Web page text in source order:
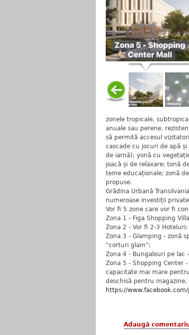
zonele tropicale,
anuale sau perene,
să permită accesul
cascade cu jocuri de apă
de iarnă); yonă cu
joacă și de relaxare; tonă
teme educaționale; zonă
propuse.
Grădina Urbană
numeroase investiții
Vor fi 5 zone care vor fi
Zona 1 - Figa Shopping
Zona 2 - Vor fi 2-3 Hoteluri;
Zona 3 - Glamping - zonă
“corturi glam”;
Zona 4 - Bungalouri pe lac
Zona 5 - Shopping Center
capacitate mai mare
deschisă pentru
https://
Adaugă